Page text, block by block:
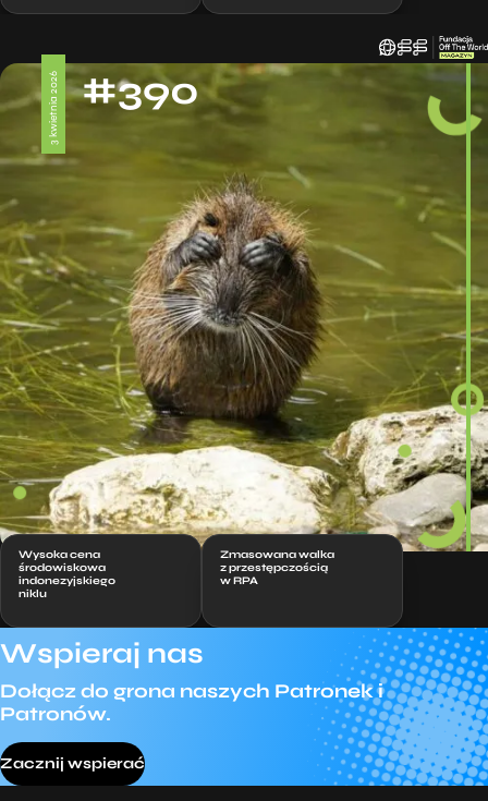
3 kwietnia 2026 #390
Wysoka cena
środowiskowa
indonezyjskiego
niklu
Zmasowana walka
z przestępczością
w RPA
Wspieraj nas
Dołącz do grona naszych Patronek i
Patronów.
Zacznij wspierać